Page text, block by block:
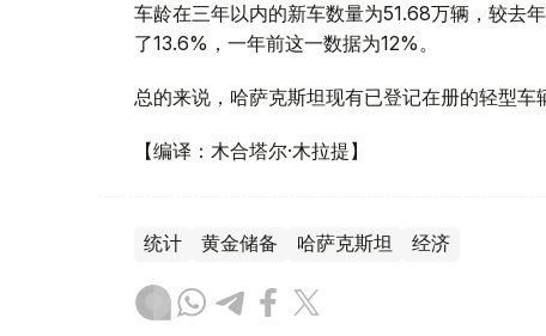
车龄在三年以内的新车数量为51.68万辆，较去
了13.6%，一年前这一数据为12%。
总的来说，哈萨克斯坦现有已登记在册的轻型车
【编译：木合塔尔·木拉提】
统计 黄金储备 哈萨克斯坦 经济